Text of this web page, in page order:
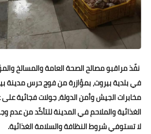
نفّذ مراقبو مصالح الصحة العامة والمسالخ
في بلدية بيروت، بمؤازرة من فوج حرس مدينة
مخابرات الجيش وأمن الدولة، جولات فجائية
الغذائية والملاحم في المدينة للتأكّد من عدم
لا تستوفي شروط النظافة والسلامة الغذائية.